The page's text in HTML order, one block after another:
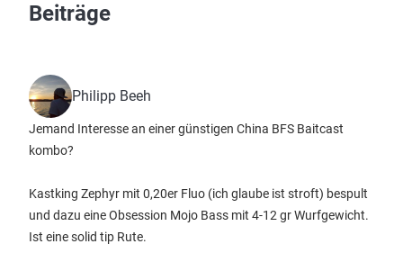
Beiträge
Philipp Beeh
Jemand Interesse an einer günstigen China BFS Baitcast
kombo?
Kastking Zephyr mit 0,20er Fluo (ich glaube ist stroft) bespult
und dazu eine Obsession Mojo Bass mit 4-12 gr Wurfgewicht.
Ist eine solid tip Rute.